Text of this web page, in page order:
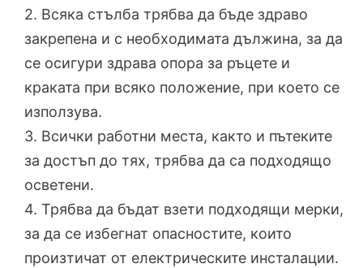
2. Всяка стълба трябва да бъде здраво
закрепена и с необходимата дължина, за да
се осигури здрава опора за ръцете и
краката при всяко положение, при което се
използува.
3. Всички работни места, както и пътеките
за достъп до тях, трябва да са подходящо
осветени.
4. Трябва да бъдат взети подходящи мерки,
за да се избегнат опасностите, които
произтичат от електрическите инсталации.